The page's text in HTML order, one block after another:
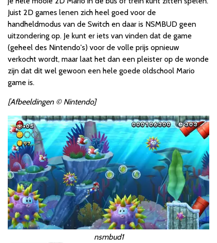
Juist 2D games lenen zich heel goed voor de
handheldmodus van de Switch en daar is NSMBUD geen
uitzondering op. Je kunt er iets van vinden dat de game
(geheel des Nintendo's) voor de volle prijs opnieuw
verkocht wordt, maar laat het dan een pleister op de wonde
zijn dat dit wel gewoon een hele goede oldschool Mario
game is.
[Afbeeldingen © Nintendo]
nsmbud1